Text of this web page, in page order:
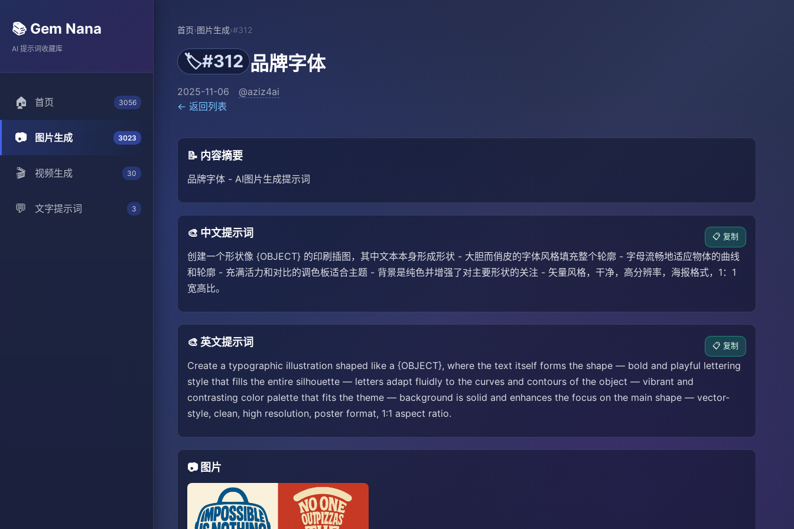
📚 Gem Nana
AI 提示词收藏库
🏠 首页 3056
📷 图片生成 3023
🎬 视频生成 30
💬 文字提示词 3
首页›图片生成›#312
🏷️#312 品牌字体
2025-11-06 @aziz4ai
← 返回列表
📝 内容摘要
品牌字体 - AI图片生成提示词
🎨 中文提示词 📋 复制
创建一个形状像 {OBJECT} 的印刷插图，其中文本本身形成形状 - 大胆而俏皮的字体风格填充整个轮廓 - 字母流畅地适应物体的曲线
和轮廓 - 充满活力和对比的调色板适合主题 - 背景是纯色并增强了对主要形状的关注 - 矢量风格，干净，高分辨率，海报格式，1：1
宽高比。
🎨 英文提示词 📋 复制
Create a typographic illustration shaped like a {OBJECT}, where the text itself forms the shape — bold and playful lettering
style that fills the entire silhouette — letters adapt fluidly to the curves and contours of the object — vibrant and
contrasting color palette that fits the theme — background is solid and enhances the focus on the main shape — vector-
style, clean, high resolution, poster format, 1:1 aspect ratio.
📷 图片